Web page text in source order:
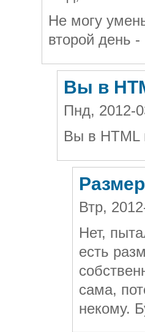
Не могу
второй день
Вы в
Пнд, 2012-
Вы в HTML
Размер
Втр,
Нет,
есть
сама,
некому.